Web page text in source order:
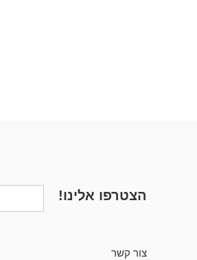
הצטרפו אלינו!
צור קשר